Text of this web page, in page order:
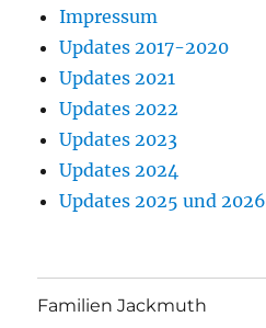
Impressum
Updates 2017-2020
Updates 2021
Updates 2022
Updates 2023
Updates 2024
Updates 2025 und 2026
Familien Jackmuth